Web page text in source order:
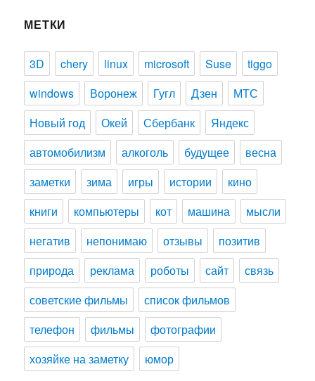
МЕТКИ
3D chery linux microsoft Suse
tiggo
windows
Воронеж Гугл Дзен
МТС
Новый год
Окей Сбербанк
Яндекс
автомобилизм
алкоголь будущее
весна
заметки
зима игры истории
кино
книги
компьютеры кот машина
мысли
негатив
непонимаю отзывы
позитив
природа
реклама роботы сайт
связь
советские фильмы
список фильмов
телефон
фильмы
фотографии
хозяйке на заметку
юмор